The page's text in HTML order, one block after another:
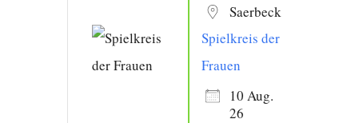
Saerbeck
Spielkreis der
Frauen
10 Aug.
26